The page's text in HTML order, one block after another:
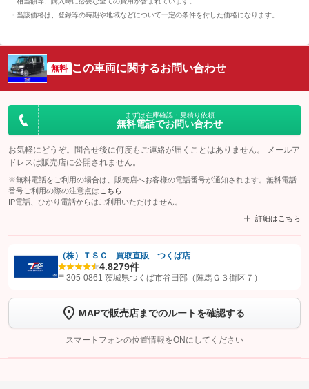
当該価格は、登録等の時期や地域などについて一定の条件を付した価格になります。
無料 この車両に関するお問い合わせ
まずは在庫確認・見積り依頼
無料電話でお問い合わせ
お気軽にどうぞ。問合せ後に何度もご連絡が届くことはありません。 メールア
ドレスは販売店に公開されません。
※無料電話をご利用の場合は、販売店へお客様の電話番号が通知されます。無料電話
番号ご利用の際の注意点は こちら
IP電話、ひかり電話からはご利用いただけません。
詳細はこちら
【STEP1】
認証画面でグーネットを友だち追加してから「許可する」ボタンを押
トーク画面で
ボタンをタップして問い合わせを
完了してください。
こちら
（株）ＴＳＣ 買取直販 つくば店
4.8279件
〒305-0861 茨城県つくば市谷田部（陣馬Ｇ３街区７）
MAPで販売店までのルートを確認する
スマートフォンの位置情報をONにしてください